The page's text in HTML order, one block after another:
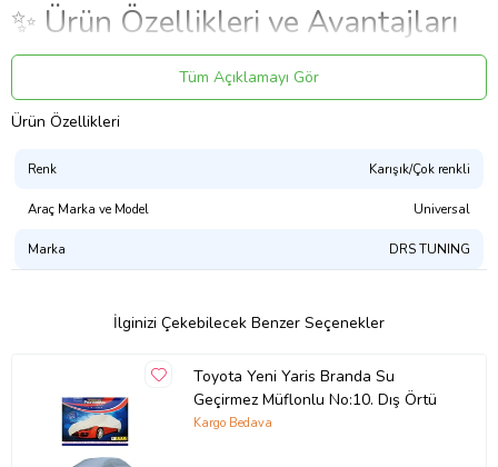
✨ Ürün Özellikleri ve Avantajları
✔Birebir Uyum:Aracınızın orijinal ölçülerine sadık kalınarak
✔Malzeme:Dayanıklı ve uzun ömürlü malzeme.
Uygulama
Aracınızın ölçülerine uygundur. Montaj işlemi el yatkınlığı
Aracınıza zarar verebilecek toz, yağmur, çamur, kuş pisliği ve güneş
4 mevsim kullanıma uygundur.
sayede rüzgar ya da vb. etkenlerden brandanın açılmasını ve
kuruduğundan emin olun. 2. Brandayı önden arkaya doğru açın ve
serin. 3. Ön ve arka tamponun altına kadar çektiğinizden emin
olduktan sonra lastikleri yerleştirin. 4. Yeni boyanmış araçlarda ilk
2 ay kullanılması tavsiye edilmez. 5. Her kullanımdan sonra önden
arkaya doğru düzgün bir biçimde sararak toplayınız.
Tüm Açıklamayı Gör
Ürün Özellikleri
Renk Karışık/Çok renkli
Araç Marka ve Model Universal
Marka DRS TUNING
İlginizi Çekebilecek Benzer Seçenekler
Toyota Yeni Yaris Branda Su
Geçirmez Müflonlu No:10. Dış Örtü
Kargo Bedava